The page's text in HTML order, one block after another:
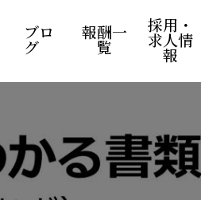
ブロ
グ
報酬一
覧
採用・
求人情
報